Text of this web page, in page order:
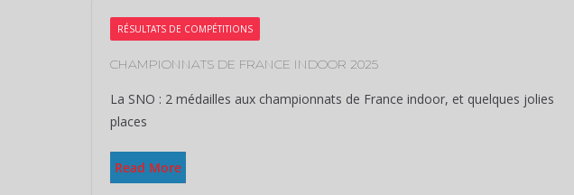
RÉSULTATS DE COMPÉTITIONS
CHAMPIONNATS DE FRANCE INDOOR 2025
La SNO : 2 médailles aux championnats de France indoor, et quelques jolies
places
Read More